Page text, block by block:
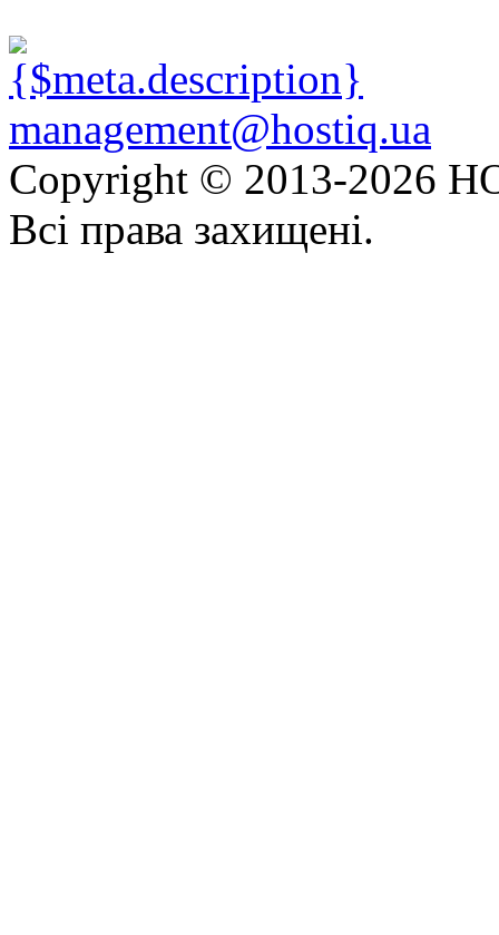
management@hostiq.ua
Copyright © 2013-2026
Всі права захищені.